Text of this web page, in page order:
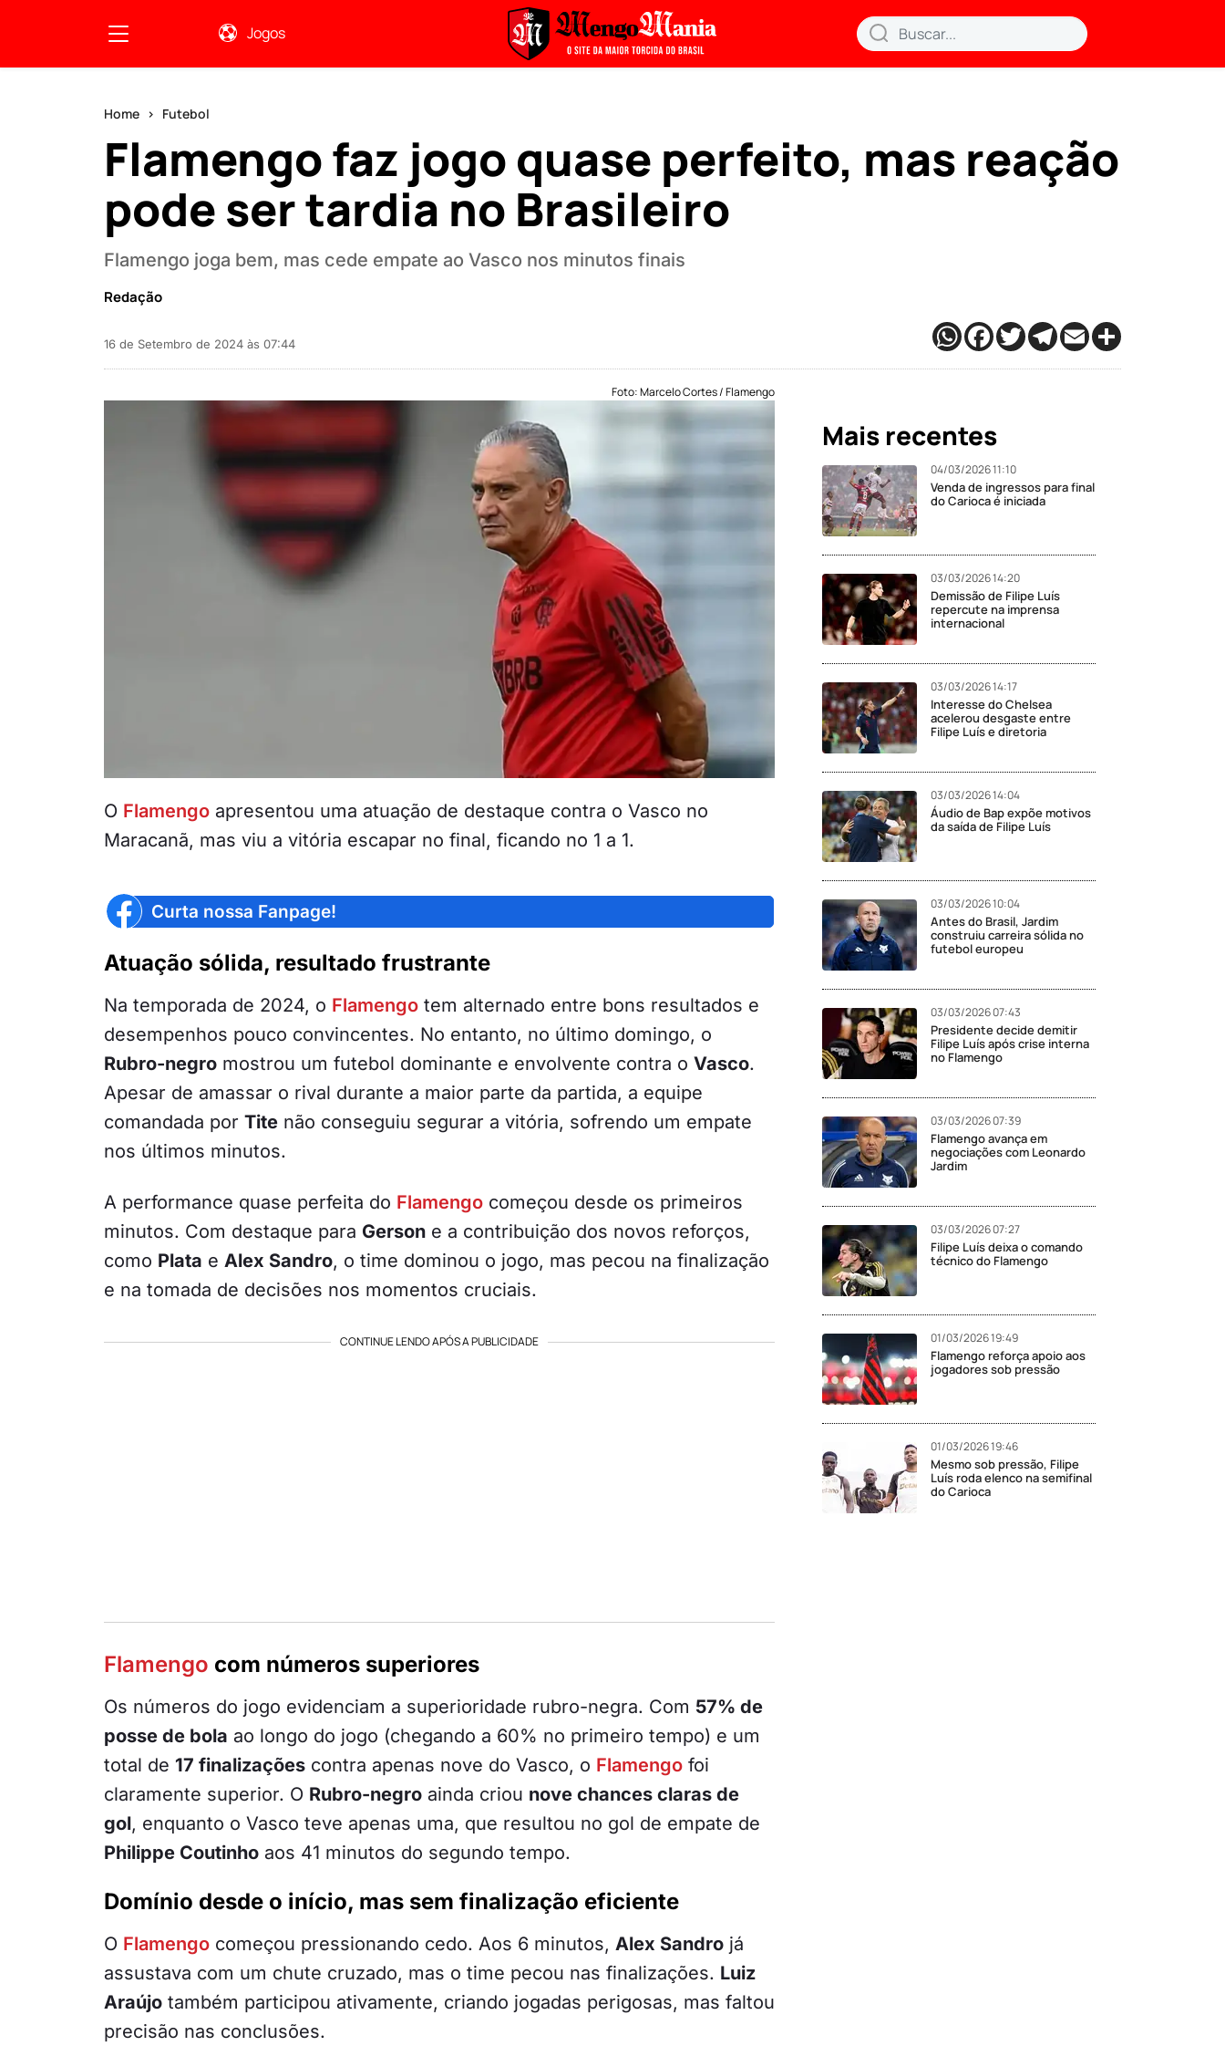
Jogos
Home Futebol
Flamengo faz jogo quase perfeito, mas reação
pode ser tardia no Brasileiro
Flamengo joga bem, mas cede empate ao Vasco nos minutos finais
Redação
16 de Setembro de 2024 às 07:44
Foto: Marcelo Cortes / Flamengo
O Flamengo apresentou uma atuação de destaque contra o Vasco no
Maracanã, mas viu a vitória escapar no final, ficando no 1 a 1.
Curta nossa Fanpage!
Atuação sólida, resultado frustrante
Na temporada de 2024, o Flamengo tem alternado entre bons resultados e
desempenhos pouco convincentes. No entanto, no último domingo, o
Rubro-negro mostrou um futebol dominante e envolvente contra o Vasco.
Apesar de amassar o rival durante a maior parte da partida, a equipe
comandada por Tite não conseguiu segurar a vitória, sofrendo um empate
nos últimos minutos.
A performance quase perfeita do Flamengo começou desde os primeiros
minutos. Com destaque para Gerson e a contribuição dos novos reforços,
como Plata e Alex Sandro, o time dominou o jogo, mas pecou na finalização
e na tomada de decisões nos momentos cruciais.
CONTINUE LENDO APÓS A PUBLICIDADE
Flamengo com números superiores
Os números do jogo evidenciam a superioridade rubro-negra. Com 57% de
posse de bola ao longo do jogo (chegando a 60% no primeiro tempo) e um
total de 17 finalizações contra apenas nove do Vasco, o Flamengo foi
claramente superior. O Rubro-negro ainda criou nove chances claras de
gol, enquanto o Vasco teve apenas uma, que resultou no gol de empate de
Philippe Coutinho aos 41 minutos do segundo tempo.
Domínio desde o início, mas sem finalização eficiente
O Flamengo começou pressionando cedo. Aos 6 minutos, Alex Sandro já
assustava com um chute cruzado, mas o time pecou nas finalizações. Luiz
Araújo também participou ativamente, criando jogadas perigosas, mas faltou
precisão nas conclusões.
Mais recentes
04/03/2026 11:10
Venda de ingressos para final
do Carioca é iniciada
03/03/2026 14:20
Demissão de Filipe Luís
repercute na imprensa
internacional
03/03/2026 14:17
Interesse do Chelsea
acelerou desgaste entre
Filipe Luís e diretoria
03/03/2026 14:04
Áudio de Bap expõe motivos
da saída de Filipe Luís
03/03/2026 10:04
Antes do Brasil, Jardim
construiu carreira sólida no
futebol europeu
03/03/2026 07:43
Presidente decide demitir
Filipe Luís após crise interna
no Flamengo
03/03/2026 07:39
Flamengo avança em
negociações com Leonardo
Jardim
03/03/2026 07:27
Filipe Luís deixa o comando
técnico do Flamengo
01/03/2026 19:49
Flamengo reforça apoio aos
jogadores sob pressão
01/03/2026 19:46
Mesmo sob pressão, Filipe
Luís roda elenco na semifinal
do Carioca